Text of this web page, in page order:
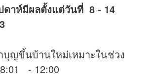
ดาห์มีผลตั้งแต่วันที่ 8 - 14
บุญขึ้นบ้านใหม่เหมาะในช่วง
- 12:00